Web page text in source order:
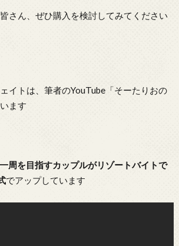
さん、ぜひ購入を検討してみてください
イトは、筆者のYouTube「そーたりおの
ます
周を目指すカップルがリゾートバイトで
でアップしています